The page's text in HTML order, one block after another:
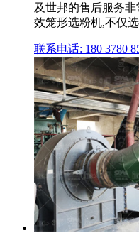
及世邦的售后服务
效笼形选粉机,不仅
联系电话: 180 3780